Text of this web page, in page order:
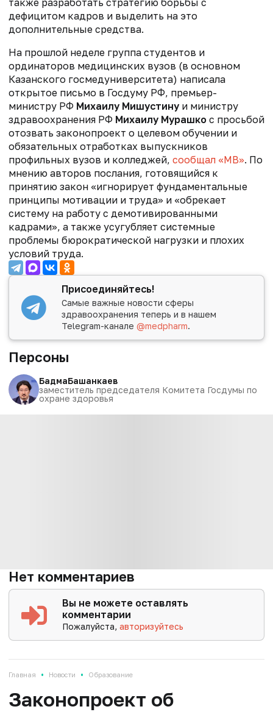
дефицитом кадров и выделить на это
дополнительные средства.
На прошлой неделе группа студентов и
ординаторов медицинских вузов (в основном
Казанского госмедуниверситета) написала
открытое письмо в Госдуму РФ, премьер-
министру РФ Михаилу Мишустину и министру
здравоохранения РФ Михаилу Мурашко с просьбой
отозвать законопроект о целевом обучении и
обязательных отработках выпускников
профильных вузов и колледжей, сообщал «МВ». По
мнению авторов послания, готовящийся к
принятию закон «игнорирует фундаментальные
принципы мотивации и труда» и «обрекает
систему на работу с демотивированными
кадрами», а также усугубляет системные
проблемы бюрократической нагрузки и плохих
условий труда.
Присоединяйтесь!
Самые важные новости сферы
здравоохранения теперь и в нашем
Telegram-канале@medpharm.
Персоны
БадмаБашанкаев
заместитель председателя Комитета Госдумы по
охране здоровья
Нет комментариев
Вы не можете оставлять
комментарии
Пожалуйста,авторизуйтесь
Главная • Новости • Образование
Законопроект об